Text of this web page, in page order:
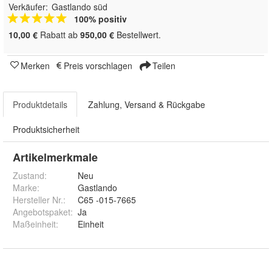
Verkäufer: Gastlando süd
100% positiv
10,00 € Rabatt ab 950,00 € Bestellwert.
Merken Preis vorschlagen Teilen
Produktdetails Zahlung, Versand & Rückgabe
Produktsicherheit
Artikelmerkmale
Zustand:
Neu
Marke:
Gastlando
Hersteller Nr.:
C65 -015-7665
Angebotspaket: Ja
Maßeinheit: Einheit